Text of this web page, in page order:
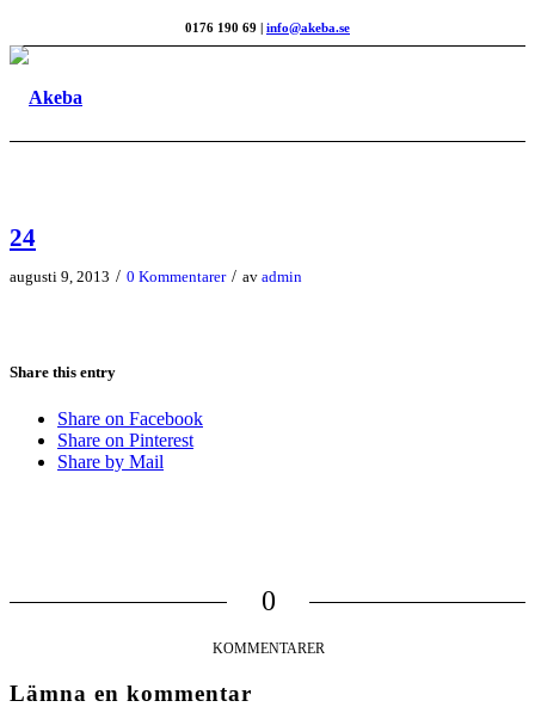
0176 190 69 | info@akeba.se
24
augusti 9, 2013 / 0 Kommentarer / av admin
Share this entry
Share on Facebook
Share on Pinterest
Share by Mail
0
KOMMENTARER
Lämna en kommentar